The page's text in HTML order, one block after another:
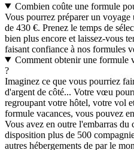
Combien coûte une formule
Vous pourrez préparer un
de 430 €. Prenez le temps de
bien plus encore et laissez-vous
faisant confiance à nos formules
Comment obtenir une formule
?
Imaginez ce que vous pourriez
d'argent de côté... Votre vœu
regroupant votre hôtel, votre vol
formule vacances, vous pouvez
Vous avez en outre l'embarras
disposition plus de 500
autres hébergements de par le